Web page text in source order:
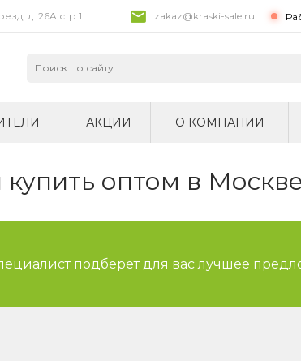
д. 26A стр.1 zakaz@kraski-sale.ru
АКЦИИ О КОМПАНИИ
оптом в
подберет для вас лучшее